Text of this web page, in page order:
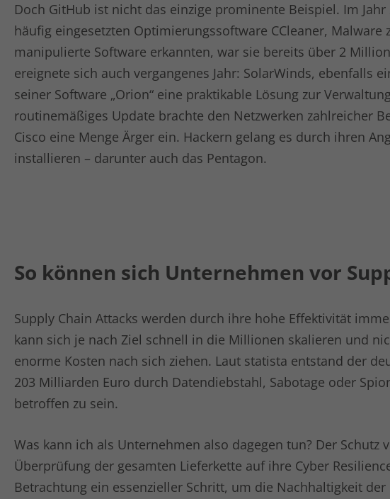
Doch GitHub ist nicht das einzige prominente Beispiel. Im
häufig eingesetzten Optimierungssoftware CCleaner,
manipulierte Software erkannten, war sie bereits über 2
ereignete sich auch vergangenes Jahr: SolarWinds, ebenfalls
seiner Software „Orion“ eine praktikable Lösung zur
routinemäßiges Update brachte den Netzwerken zahlreicher
Cisco eine Menge Ärger ein. Hackern gelang es durch ihren
installieren – darunter auch das Pentagon.
So können sich Unternehmen vor
Supply Chain Attacks werden durch ihre hohe Effektivität
kann sich je nach Ziel schnell in die Millionen skalieren und
enorme Kosten nach sich ziehen. Laut statista entstand der
203 Milliarden Euro durch Datendiebstahl, Sabotage oder
betroffen zu sein.
Was kann ich als Unternehmen also dagegen tun? Der
Überprüfung der gesamten Lieferkette auf ihre Cyber
Betrachtung ein essenzieller Schritt, um die Nachhaltigkeit
Name
Laufzeit
Anbieter
Zweck